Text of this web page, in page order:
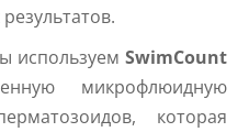
используемSwimCount
микрофлюидную
которая